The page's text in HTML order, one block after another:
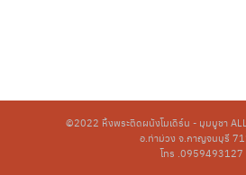
©2022 หิ้งพระติดผนังโมเดิร์น - มุมบูชา
อ.ท่าม่วง จ.กาญจนบุรี
โทร .0959493127